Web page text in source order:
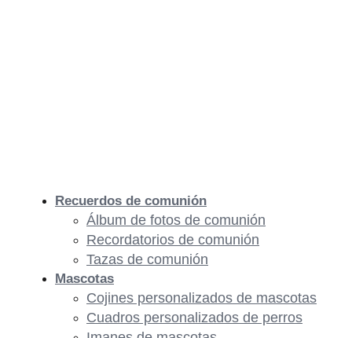
Recuerdos de comunión
Álbum de fotos de comunión
Recordatorios de comunión
Tazas de comunión
Mascotas
Cojines personalizados de mascotas
Cuadros personalizados de perros